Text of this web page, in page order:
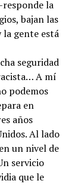
la
bajan las
la gente está
seguridad
A mí
podemos
en
años
Al lado
un nivel de
servicio
que le